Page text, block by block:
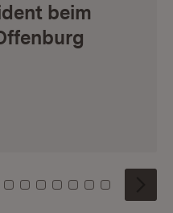
beim
4 5 6
Kachel: 7
Zu Kachel: 8
Zu Kachel: 9
Zu Kachel: 10
Zu Kachel: 11
Zu Kachel: 12
Zu Kachel:
Zu